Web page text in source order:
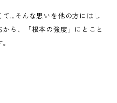
…そんな思いを他の方にはし
ら、「根本の強度」にとこと